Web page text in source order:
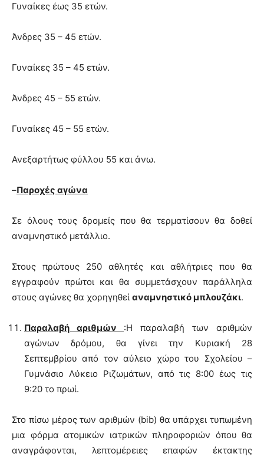
Γυναίκες έως 35 ετών.
Άνδρες 35 – 45 ετών.
Γυναίκες 35 – 45 ετών.
Άνδρες 45 – 55 ετών.
Γυναίκες 45 – 55 ετών.
Ανεξαρτήτως φύλλου 55 και άνω.
–Παροχές αγώνα
Σε όλους τους δρομείς που θα τερματίσουν θα δοθεί
αναμνηστικό μετάλλιο.
Στους πρώτους 250 αθλητές και αθλήτριες που θα
εγγραφούν πρώτοι και θα συμμετάσχουν παράλληλα
στους αγώνες θα χορηγηθεί αναμνηστικό μπλουζάκι.
Παραλαβή αριθμών :Η παραλαβή των αριθμών
αγώνων δρόμου, θα γίνει την Κυριακή 28
Σεπτεμβρίου από τον αύλειο χώρο του Σχολείου –
Γυμνάσιο Λύκειο Ριζωμάτων, από τις 8:00 έως τις
9:20 το πρωί.
Στο πίσω μέρος των αριθμών (bib) θα υπάρχει τυπωμένη
μια φόρμα ατομικών ιατρικών πληροφοριών όπου θα
αναγράφονται, λεπτομέρειες επαφών έκτακτης